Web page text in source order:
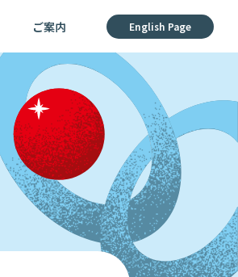
ご案内 English Page